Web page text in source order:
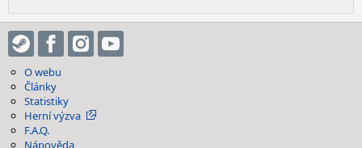
O webu
Články
Statistiky
Herní výzva
F.A.Q.
Nápověda